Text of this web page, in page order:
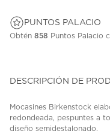
PUNTOS PALACIO
Obtén 858 Puntos Palacio
DESCRIPCIÓN DE
Mocasines Birkenstock
redondeada, pespuntes a
diseño semidestalonado.